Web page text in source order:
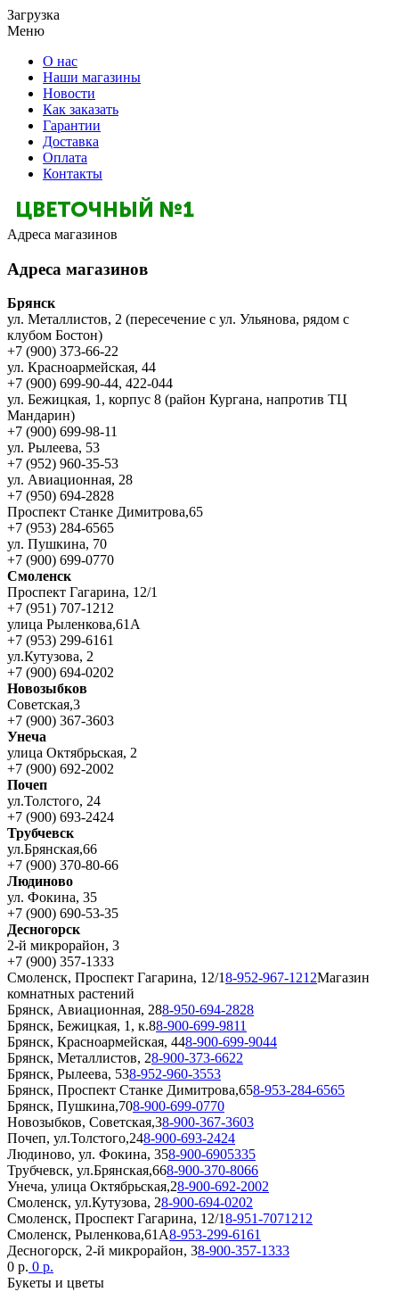
Загрузка
Меню
О нас
Наши магазины
Новости
Как заказать
Гарантии
Доставка
Оплата
Контакты
Адреса магазинов
Адреса магазинов
Брянск
ул. Металлистов, 2 (пересечение с ул. Ульянова, рядом с
клубом Бостон)
+7 (900) 373-66-22
ул. Красноармейская, 44
+7 (900) 699-90-44, 422-044
ул. Бежицкая, 1, корпус 8 (район Кургана, напротив ТЦ
Мандарин)
+7 (900) 699-98-11
ул. Рылеева, 53
+7 (952) 960-35-53
ул. Авиационная, 28
+7 (950) 694-2828
Проспект Станке Димитрова,65
+7 (953) 284-6565
ул. Пушкина, 70
+7 (900) 699-0770
Смоленск
Проспект Гагарина, 12/1
+7 (951) 707-1212
улица Рыленкова,61А
+7 (953) 299-6161
ул.Кутузова, 2
+7 (900) 694-0202
Новозыбков
Советская,3
+7 (900) 367-3603
Унеча
улица Октябрьская, 2
+7 (900) 692-2002
Почеп
ул.Толстого, 24
+7 (900) 693-2424
Трубчевск
ул.Брянская,66
+7 (900) 370-80-66
Людиново
ул. Фокина, 35
+7 (900) 690-53-35
Десногорск
2-й микрорайон, 3
+7 (900) 357-1333
Смоленск, Проспект Гагарина, 12/18-952-967-1212Магазин
комнатных растений
Брянск, Авиационная, 288-950-694-2828
Брянск, Бежицкая, 1, к.88-900-699-9811
Брянск, Красноармейская, 448-900-699-9044
Брянск, Металлистов, 28-900-373-6622
Брянск, Рылеева, 538-952-960-3553
Брянск, Проспект Станке Димитрова,658-953-284-6565
Брянск, Пушкина,708-900-699-0770
Новозыбков, Советская,38-900-367-3603
Почеп, ул.Толстого,248-900-693-2424
Людиново, ул. Фокина, 358-900-6905335
Трубчевск, ул.Брянская,668-900-370-8066
Унеча, улица Октябрьская,28-900-692-2002
Смоленск, ул.Кутузова, 28-900-694-0202
Смоленск, Проспект Гагарина, 12/18-951-7071212
Смоленск, Рыленкова,61А8-953-299-6161
Десногорск, 2-й микрорайон, 38-900-357-1333
0 р. 0 р.
Букеты и цветы